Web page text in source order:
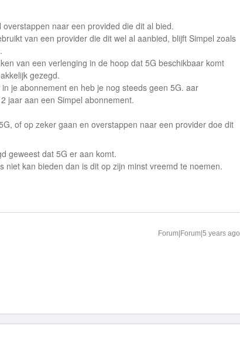
naar een provided die dit al bied.
van een provider die dit wel al aanbied, blijft Simpel zoals
van een verlenging in de hoop dat 5G beschikbaar komt
gezegd.
je abonnement en heb je nog steeds geen 5G. aar
jaar aan een Simpel abonnement.
of op zeker gaan en overstappen naar een provider doe dit
geweest dat 5G er aan komt.
niet kan bieden dan is dit op zijn minst vreemd te noemen.
Forum|Forum|5 years ago